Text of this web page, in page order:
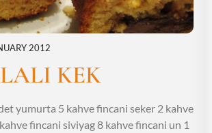
2012
KEK
yumurta 5 kahve fincani seker 2 kahve
fincani siviyag 8 kahve fincani un 1